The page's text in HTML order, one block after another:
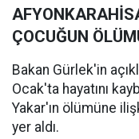
ÇOCUĞUN
Bakan Gürlek'in
Ocak'ta hayatını
Yakar'ın ölümüne
yer aldı.